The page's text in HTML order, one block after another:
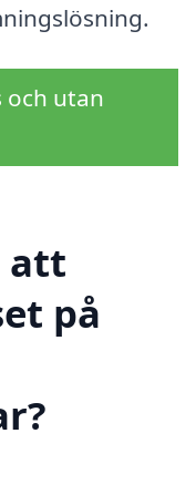
och utan
att
på